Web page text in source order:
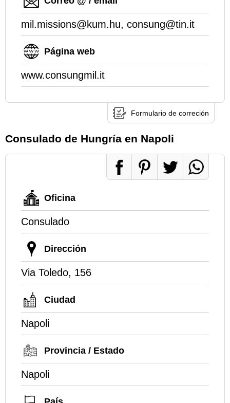
mil.missions@kum.hu, consung@tin.it
Página web
www.consungmil.it
Formulario de correción
Consulado de Hungría en Napoli
Oficina
Consulado
Dirección
Via Toledo, 156
Ciudad
Napoli
Provincia / Estado
Napoli